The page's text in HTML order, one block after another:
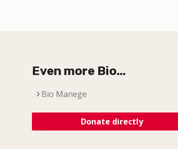
Even more Bio...
Bio Manege
Donate directly